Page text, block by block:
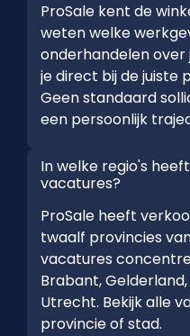
ProSale kent de
weten welke
onderhandelen over
je direct bij de juiste
Geen standaard
een persoonlijk
In welke regio's
vacatures?
ProSale heeft
twaalf provincies
vacatures
Brabant,
Utrecht. Bekijk alle
provincie of stad.